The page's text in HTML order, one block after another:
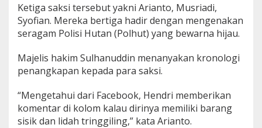
g
,
P
t
n
A
s
a
Ketiga saksi tersebut yakni Arianto, Musriadi,
Syofian. Mereka bertiga hadir dengan mengenakan
seragam Polisi Hutan (Polhut) yang bewarna hijau.
Majelis hakim Sulhanuddin menanyakan kronologi
penangkapan kepada para saksi.
“Mengetahui dari Facebook, Hendri memberikan
komentar di kolom kalau dirinya memiliki barang
sisik dan lidah tringgiling,” kata Arianto.